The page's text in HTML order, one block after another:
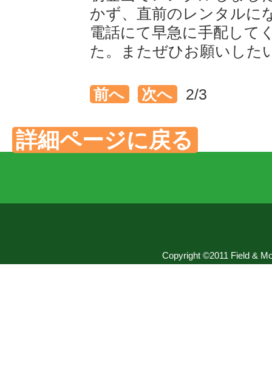
かず、直前のレンタルに
電話にて早急に手配して
た。またぜひお願いした
前へ 次へ 2/3
詳細ページに戻る
Copyright ©2011 Field &